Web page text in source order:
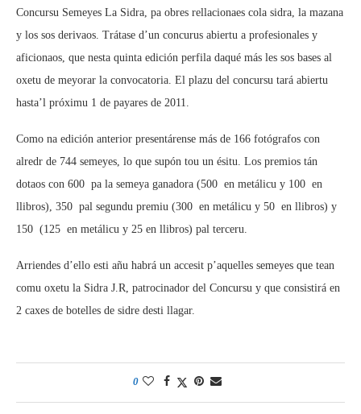
Concursu Semeyes La Sidra, pa obres rellacionaes cola sidra, la mazana
y los sos derivaos. Trátase d’un concurus abiertu a profesionales y
aficionaos, que nesta quinta edición perfila daqué más les sos bases al
oxetu de meyorar la convocatoria. El plazu del concursu tará abiertu
hasta’l próximu 1 de payares de 2011.
Como na edición anterior presentárense más de 166 fotógrafos con
alredr de 744 semeyes, lo que supón tou un ésitu. Los premios tán
dotaos con 600  pa la semeya ganadora (500  en metálicu y 100  en
llibros), 350  pal segundu premiu (300  en metálicu y 50  en llibros) y
150  (125  en metálicu y 25 en llibros) pal terceru.
Arriendes d’ello esti añu habrá un accesit p’aquelles semeyes que tean
comu oxetu la Sidra J.R, patrocinador del Concursu y que consistirá en
2 caxes de botelles de sidre desti llagar.
0